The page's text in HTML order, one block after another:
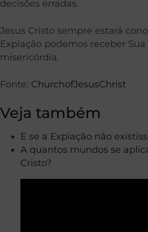
decisões erradas.
Jesus Cristo sempre estará
Expiação podemos receber
misericórdia.
Fonte: ChurchofJesusChrist
Veja também
E se a Expiação não
A quantos mundos se
Cristo?